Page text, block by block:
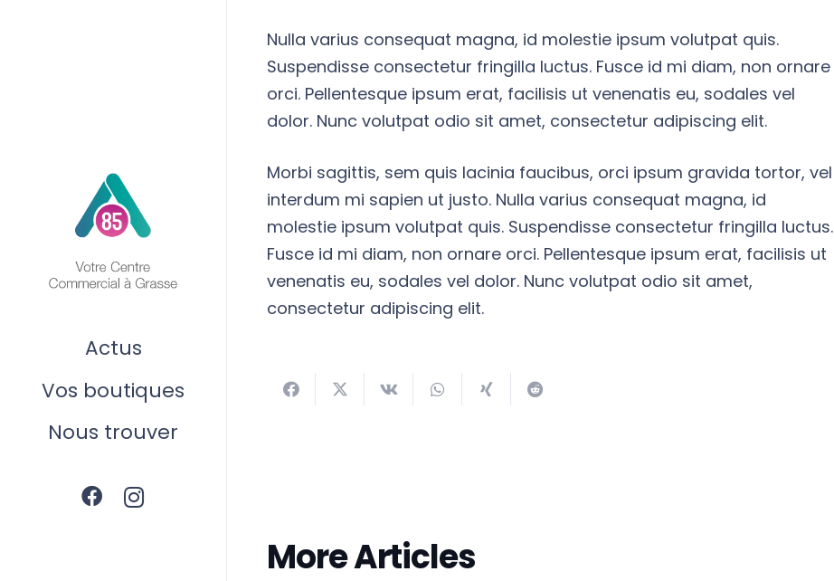
Actus
Vos boutiques
Nous trouver
Nulla varius consequat magna, id molestie ipsum volutpat quis.
Suspendisse consectetur fringilla luctus. Fusce id mi diam, non ornare
orci. Pellentesque ipsum erat, facilisis ut venenatis eu, sodales vel
dolor. Nunc volutpat odio sit amet, consectetur adipiscing elit.
Morbi sagittis, sem quis lacinia faucibus, orci ipsum gravida tortor, vel
interdum mi sapien ut justo. Nulla varius consequat magna, id
molestie ipsum volutpat quis. Suspendisse consectetur fringilla luctus.
Fusce id mi diam, non ornare orci. Pellentesque ipsum erat, facilisis ut
venenatis eu, sodales vel dolor. Nunc volutpat odio sit amet,
consectetur adipiscing elit.
More Articles